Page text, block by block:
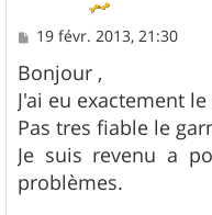
M
s
s
a
g
e
19 févr. 2013, 21:30
Bonjour ,
J'ai eu exactement
Pas tres fiable le
Je suis revenu a
problèmes.